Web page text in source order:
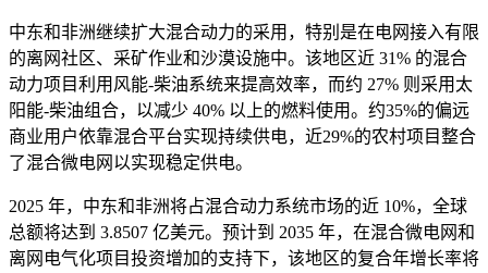
中东和非洲继续扩大混合动力的采用，特别是在电网接入有限
的离网社区、采矿作业和沙漠设施中。该地区近 31% 的混合
动力项目利用风能-柴油系统来提高效率，而约 27% 则采用太
阳能-柴油组合，以减少 40% 以上的燃料使用。约35%的偏远
商业用户依靠混合平台实现持续供电，近29%的农村项目整合
了混合微电网以实现稳定供电。
2025 年，中东和非洲将占混合动力系统市场的近 10%，全球
总额将达到 3.8507 亿美元。预计到 2035 年，在混合微电网和
离网电气化项目投资增加的支持下，该地区的复合年增长率将